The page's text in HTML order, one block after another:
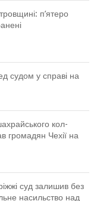
п’ятеро
судом у справі на
кол-
громадян Чехії на
суд залишив без
насильство над